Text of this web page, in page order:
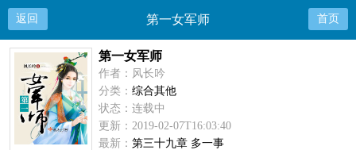
返回 第一女军师 首页
第一女军师
作者：风长吟
分类：综合其他
状态：连载中
更新：2019-02-07T16:03:40
最新：第三十九章 多一事